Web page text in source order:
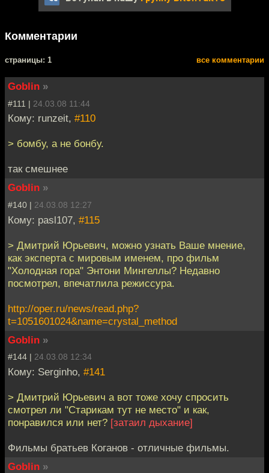
Комментарии
cтраницы: 1 все комментарии
Goblin »
#111 | 24.03.08 11:44
Кому: runzeit, #110
> бомбу, а не бонбу.
так смешнее
Goblin »
#140 | 24.03.08 12:27
Кому: pasl107, #115
> Дмитрий Юрьевич, можно узнать Ваше мнение,
как эксперта с мировым именем, про фильм
"Холодная гора" Энтони Мингеллы? Недавно
посмотрел, впечатлила режиссура.
http://oper.ru/news/read.php?
t=1051601024&name=crystal_method
Goblin »
#144 | 24.03.08 12:34
Кому: Serginho, #141
> Дмитрий Юрьевич а вот тоже хочу спросить
смотрел ли "Старикам тут не место" и как,
понравился или нет? [затаил дыхание]
Фильмы братьев Коганов - отличные фильмы.
Goblin »